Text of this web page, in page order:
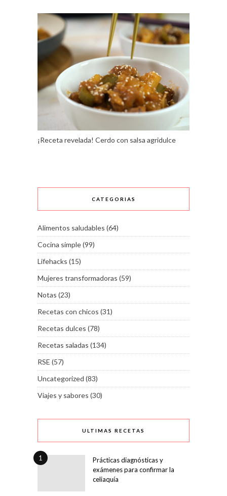
¡Receta revelada! Cerdo con salsa agridulce
CATEGORIAS
Alimentos saludables (64)
Cocina simple(99)
Lifehacks (15)
Mujeres transformadoras (59)
Notas (23)
Recetas con chicos (31)
Recetas dulces (78)
Recetas saladas (134)
RSE (57)
Uncategorized (83)
Viajes y sabores (30)
ULTIMAS RECETAS
1
Prácticas diagnósticas y
exámenes para confirmar la
celiaquía